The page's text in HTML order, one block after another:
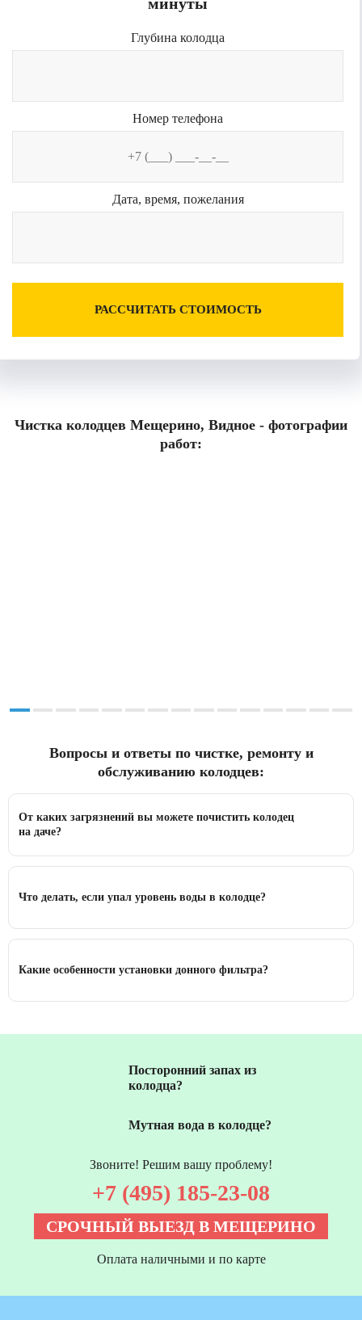
Глубина колодца
Номер телефона
Дата, время, пожелания
РАССЧИТАТЬ СТОИМОСТЬ
Чистка колодцев Мещерино, Видное - фотографии
работ:
Вопросы и ответы по чистке, ремонту и
обслуживанию колодцев:
От каких загрязнений вы можете почистить колодец
на даче?
Что делать, если упал уровень воды в колодце?
Какие особенности установки донного фильтра?
Посторонний запах из
колодца?
Мутная вода в колодце?
Звоните! Решим вашу проблему!
+7 (495) 185-23-08
СРОЧНЫЙ ВЫЕЗД В МЕЩЕРИНО
Оплата наличными и по карте